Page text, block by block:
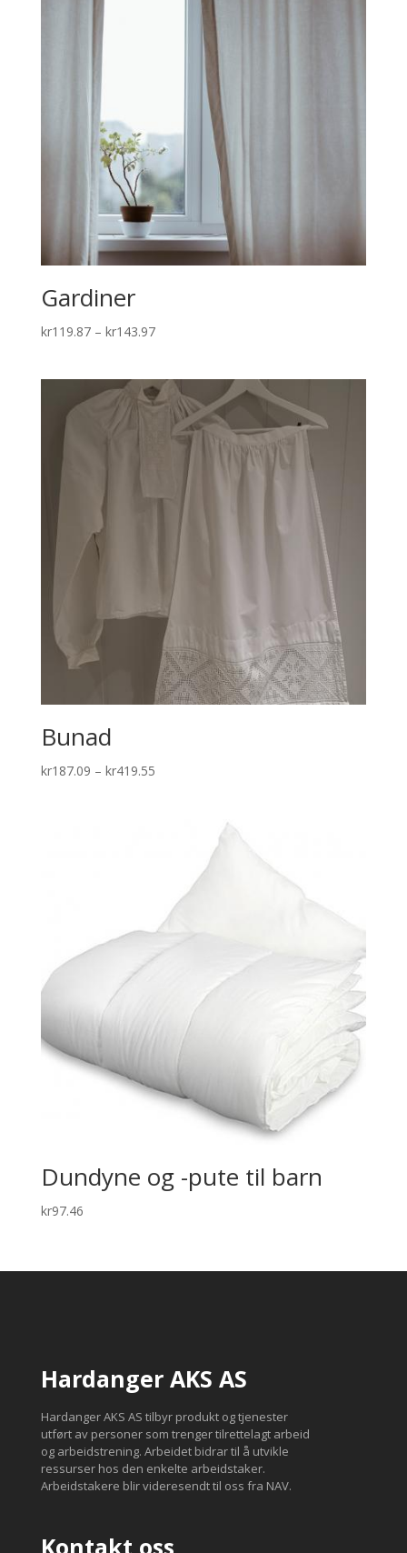
Gardiner
kr119.87 – kr143.97Price
through
kr143.97
Bunad
kr187.09 – kr419.55Price
Dundyne og -pute til barn
kr97.46
Hardanger AKS AS
Hardanger AKS AS tilbyr produkt og tjenester
utført av personer som trenger tilrettelagt arbeid
og arbeidstrening. Arbeidet bidrar til å utvikle
ressurser hos den enkelte arbeidstaker.
Arbeidstakere blir videresendt til oss fra NAV.
Kontakt oss